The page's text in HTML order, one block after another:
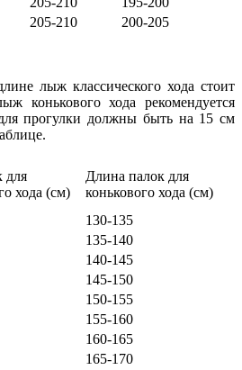
205-210 200-205
лыж классического хода стоит
конькового хода рекомендуется
прогулки должны быть на 15 см
для
хода (см)
Длина палок для
конькового хода (см)
130-135
135-140
140-145
145-150
150-155
155-160
160-165
165-170